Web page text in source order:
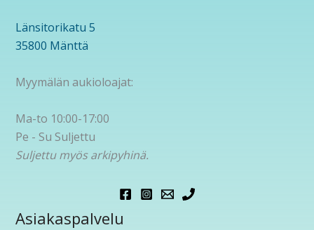
Länsitorikatu 5
35800 Mänttä
Myymälän aukioloajat:
Ma-to 10:00-17:00
Pe - Su Suljettu
Suljettu myös arkipyhinä.
Asiakaspalvelu